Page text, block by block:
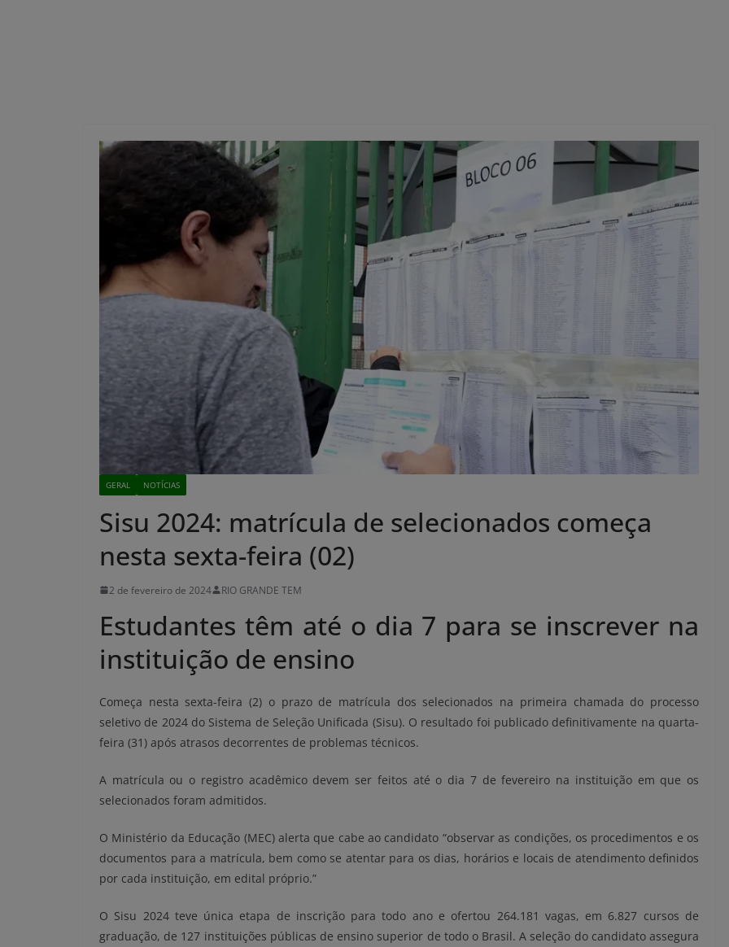
GERAL NOTÍCIAS
Sisu 2024: matrícula de selecionados começa
nesta sexta-feira (02)
2 de fevereiro de 2024 RIO GRANDE TEM
Estudantes têm até o dia 7 para se inscrever na
instituição de ensino
Começa nesta sexta-feira (2) o prazo de matrícula dos selecionados na primeira chamada do processo
seletivo de 2024 do Sistema de Seleção Unificada (Sisu). O resultado foi publicado definitivamente na quarta-
feira (31) após atrasos decorrentes de problemas técnicos.
A matrícula ou o registro acadêmico devem ser feitos até o dia 7 de fevereiro na instituição em que os
selecionados foram admitidos.
O Ministério da Educação (MEC) alerta que cabe ao candidato “observar as condições, os procedimentos e os
documentos para a matrícula, bem como se atentar para os dias, horários e locais de atendimento definidos
por cada instituição, em edital próprio.”
O Sisu 2024 teve única etapa de inscrição para todo ano e ofertou 264.181 vagas, em 6.827 cursos de
graduação, de 127 instituições públicas de ensino superior de todo o Brasil. A seleção do candidato assegura